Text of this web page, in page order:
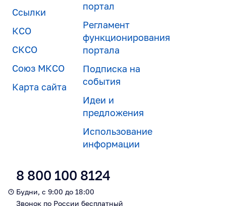
Ссылки
КСО
СКСО
Союз МКСО
Карта сайта
портал
Регламент
функционирования
портала
Подписка на
события
Идеи и
предложения
Использование
информации
8 800 100 8124
Будни, с 9:00 до 18:00
Звонок по России бесплатный